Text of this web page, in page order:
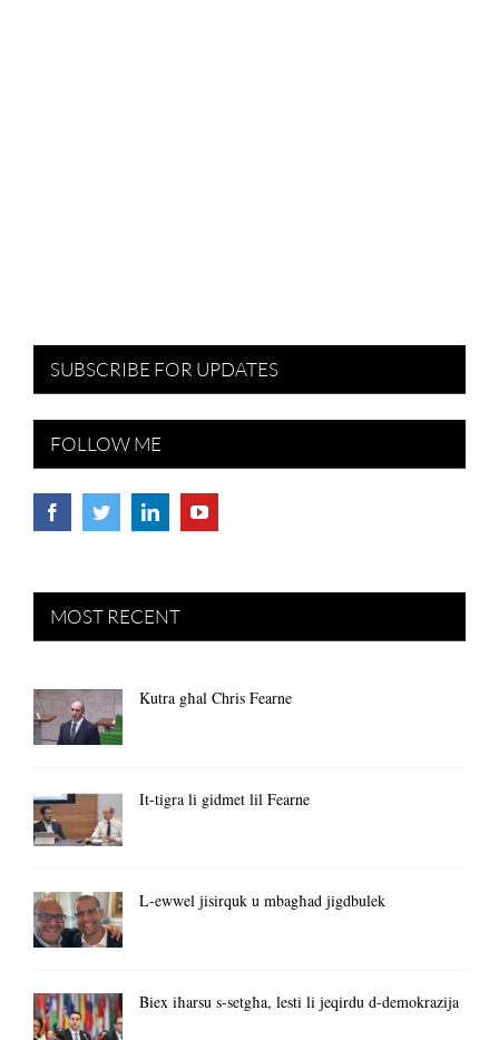
SUBSCRIBE FOR UPDATES
FOLLOW ME
MOST RECENT
Kutra għal Chris Fearne
It-tigra li gidmet lil Fearne
L-ewwel jisirquk u mbagħad jigdbulek
Biex iħarsu s-setgħa, lesti li jeqirdu d-demokrazija